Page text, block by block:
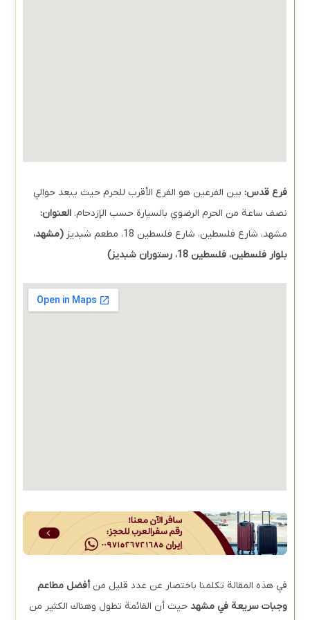
فرع قدس: بين الفرعين هو الفرع الأقرب للحرم حيث يبعد حوالي
نصف ساعة من الحرم الرضوي بالسيارة حسب الإزدحام.العنوان:
مشهد، شارع فلسطين، شارع فلسطين 18، مطعم شبديز
(مشهد،
بلوار فلسطین، فلسطین 18، رستوران شبديز)
في هذه المقالة تكلمنا باختصار عن عدد قليل منأفضل مطاعم
وجبات سريعة في مشهد حيث أن القائمة تطول وهناك الكثير من